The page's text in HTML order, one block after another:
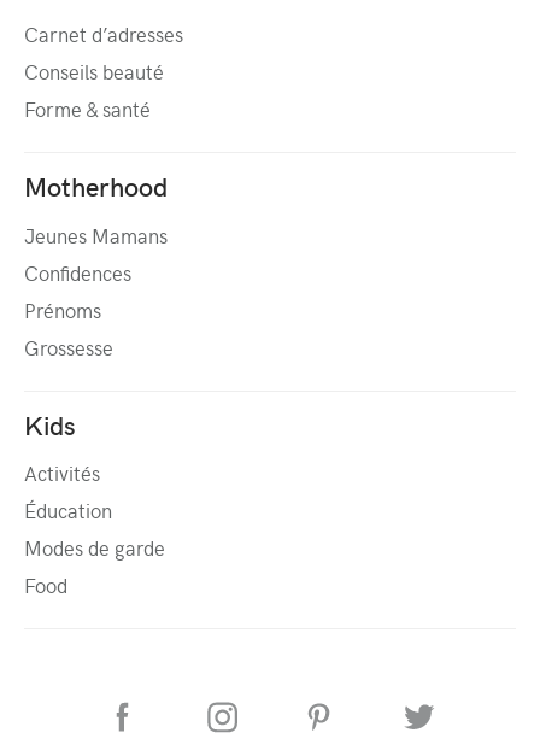
Carnet d’adresses
Conseils beauté
Forme & santé
Motherhood
Jeunes Mamans
Confidences
Prénoms
Grossesse
Kids
Activités
Éducation
Modes de garde
Food